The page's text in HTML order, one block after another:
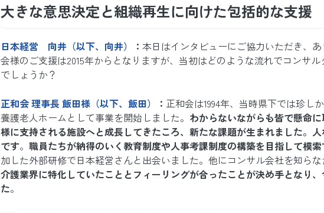
大きな意思決定と組織再生に向けた包括的な支援
日本経営 向井（以下、向井） ： 本日はインタビューにご協力いただき、
会様のご支援は2015年からとなりますが、当初はどのような流れでコンサ
でしょうか？
正和会 理事長 飯田様（以下、飯田） ： 正和会は1994年、当時県下では珍し
養護老人ホームとして事業を開始しました。 わからないながらも皆で懸命
様に支持される施設へと成長してきたころ、新たな課題が生まれました。
です。 職員たちが納得のいく教育制度や人事考課制度の構築を目指して模
加した外部研修で日本経営さんと出会いました。他にコンサル会社を知らな
介護業界に特化していたこととフィーリングが合ったことが決め手となり
た。